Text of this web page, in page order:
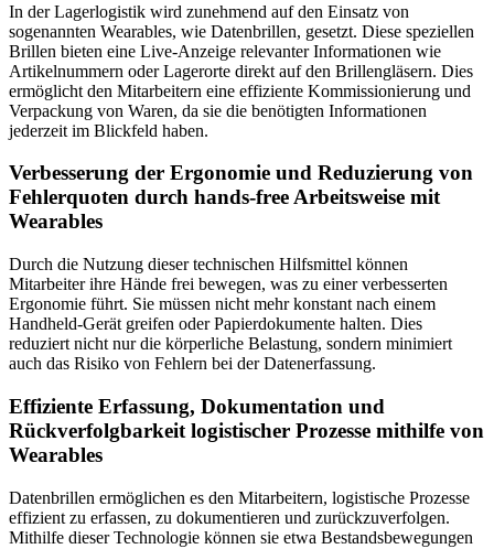
In der Lagerlogistik wird zunehmend auf den Einsatz von
sogenannten Wearables, wie Datenbrillen, gesetzt. Diese speziellen
Brillen bieten eine Live-Anzeige relevanter Informationen wie
Artikelnummern oder Lagerorte direkt auf den Brillengläsern. Dies
ermöglicht den Mitarbeitern eine effiziente Kommissionierung und
Verpackung von Waren, da sie die benötigten Informationen
jederzeit im Blickfeld haben.
Verbesserung der Ergonomie und Reduzierung von
Fehlerquoten durch hands-free Arbeitsweise mit
Wearables
Durch die Nutzung dieser technischen Hilfsmittel können
Mitarbeiter ihre Hände frei bewegen, was zu einer verbesserten
Ergonomie führt. Sie müssen nicht mehr konstant nach einem
Handheld-Gerät greifen oder Papierdokumente halten. Dies
reduziert nicht nur die körperliche Belastung, sondern minimiert
auch das Risiko von Fehlern bei der Datenerfassung.
Effiziente Erfassung, Dokumentation und
Rückverfolgbarkeit logistischer Prozesse mithilfe von
Wearables
Datenbrillen ermöglichen es den Mitarbeitern, logistische Prozesse
effizient zu erfassen, zu dokumentieren und zurückzuverfolgen.
Mithilfe dieser Technologie können sie etwa Bestandsbewegungen